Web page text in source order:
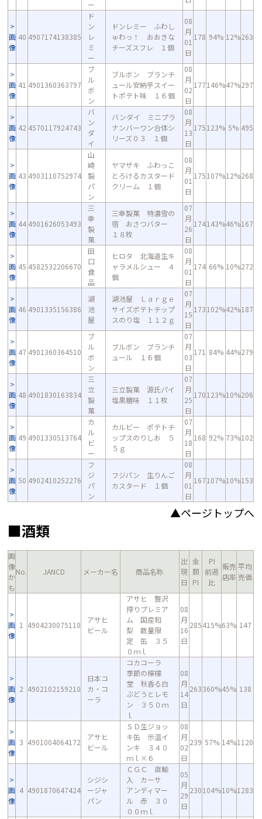
ー
画
像
40 4907174138385
ド
ン
レ
ミ
ー
ドンレミー ふわし
ゅわっ！ おおきな
チーズスフレ １個
08
月
01
日
178 94% 12%263
画
像
41 4901360363797
ブ
ル
ボ
ン
ブルボン ブランチ
ュール安納芋スイー
トポテト味 １６個
08
月
02
日
177146%47%297
画
像
42 4570117924743
バ
ン
ダ
イ
バンダイ ミニプラ
ナンバーワン合体シ
リーズ０３ １個
08
月
13
日
175123% 5% 495
画
像
43 4903110752974
山
崎
製
パ
ン
ヤマザキ ふわっこ
とろけるカスタード
クリーム １個
08
月
01
日
175107%12%268
画
像
44 4901626053493
三
幸
製
菓
三幸製菓 特濃雪の
宿 おさつバター
１８枚
07
月
26
日
174143%46%167
画
像
45 4582532206670
田
口
食
品
ヒロタ 北海道生キ
ャラメルシュー ４
個
08
月
01
日
174 66% 10%272
画
像
46 4901335156386
湖
池
屋
湖池屋 Ｌａｒｇｅ
サイズポテトチップ
スのり塩 １１２ｇ
07
月
15
日
173102%42%187
画
像
47 4901360364510
ブ
ル
ボ
ン
ブルボン ブランチ
ュール １６個
07
月
03
日
171 84% 44%279
画
像
48 4901830163834
三
立
製
菓
三立製菓 源氏パイ
塩黒糖味 １１枚
07
月
25
日
170123%10%206
画
像
49 4901330513764
カ
ル
ビ
ー
カルビー ポテトチ
ップスのりしお ５
５ｇ
07
月
18
日
168 92% 73%102
画
像
50 4902410252276
フ
ジ
パ
ン
フジパン 生りんご
カスタード １個
08
月
01
日
167107%10%153
▲ページトップへ
■酒類
画
像
か
も
No. JANCD メーカー名 商品名称
出
現
日
金
額
PI
PI
前週
比
販売
店率
平均
売価
画
像
1 4904230075110
アサヒ
ビール
アサヒ 贅沢
搾りプレミア
ム 国産和
梨 数量限
定 缶 ３５
０ｍｌ
08
月
16
日
285415%63% 147
画
像
2 4902102159210
日本コ
カ・コ
ーラ
コカコーラ
季節の檸檬
堂 秋香る白
ぶどうとレモ
ン ３５０ｍ
ｌ
08
月
14
日
263360%45% 138
画
像
3 4901004064172
アサヒ
ビール
ＳＤ生ジョッ
キ缶 示温イ
ンキ ３４０
ｍｌ×６
08
月
02
日
239 57% 14%1120
画
像
4 4901870647424
シジシ
ージャ
パン
ＣＧＣ 直輸
入 カーサ
アンディマー
ル 赤 ３０
００ｍｌ
05
月
29
日
230104%10%1283